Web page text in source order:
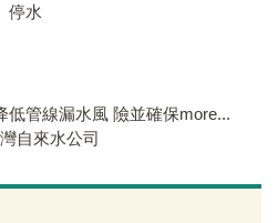
停水
低管線漏水風 險並確保more...
自來水公司